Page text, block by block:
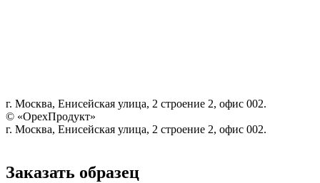
г. Москва, Енисейская улица, 2 строение 2, офис 002.
© «ОрехПродукт»
г. Москва, Енисейская улица, 2 строение 2, офис 002.
Заказать образец